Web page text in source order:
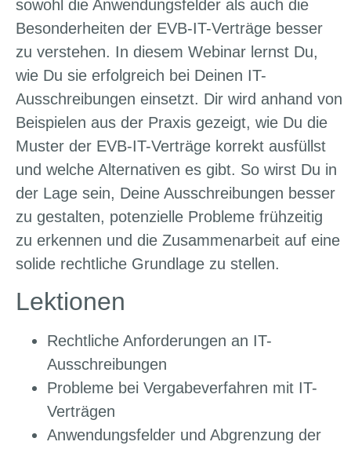
sowohl die Anwendungsfelder als auch die
Besonderheiten der EVB-IT-Verträge besser
zu verstehen. In diesem Webinar lernst Du,
wie Du sie erfolgreich bei Deinen IT-
Ausschreibungen einsetzt. Dir wird anhand von
Beispielen aus der Praxis gezeigt, wie Du die
Muster der EVB-IT-Verträge korrekt ausfüllst
und welche Alternativen es gibt. So wirst Du in
der Lage sein, Deine Ausschreibungen besser
zu gestalten, potenzielle Probleme frühzeitig
zu erkennen und die Zusammenarbeit auf eine
solide rechtliche Grundlage zu stellen.
Lektionen
Rechtliche Anforderungen an IT-
Ausschreibungen
Probleme bei Vergabeverfahren mit IT-
Verträgen
Anwendungsfelder und Abgrenzung der